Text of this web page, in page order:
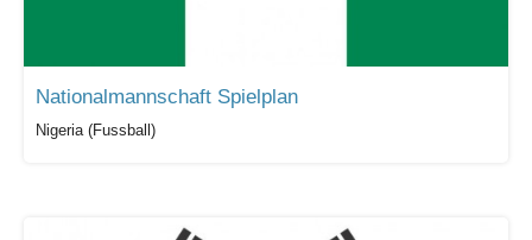
Nationalmannschaft Spielplan
Nigeria (Fussball)